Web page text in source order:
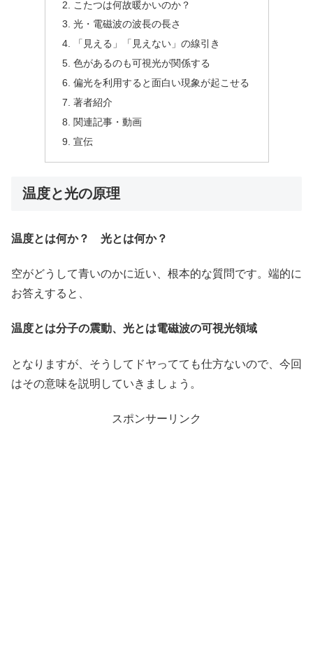
こたつは何故暖かいのか？
光・電磁波の波長の長さ
「見える」「見えない」の線引き
色があるのも可視光が関係する
偏光を利用すると面白い現象が起こせる
著者紹介
関連記事・動画
宣伝
温度と光の原理
温度とは何か？ 光とは何か？
空がどうして青いのかに近い、根本的な質問です。端的に
お答えすると、
温度とは分子の震動、光とは電磁波の可視光領域
となりますが、そうしてドヤってても仕方ないので、今回
はその意味を説明していきましょう。
スポンサーリンク